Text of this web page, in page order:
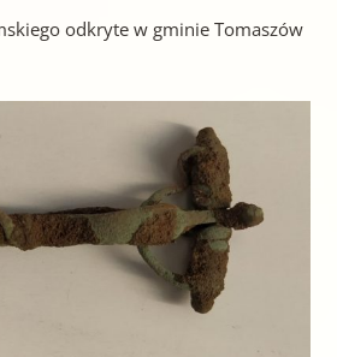
odkryte w gminie Tomaszów